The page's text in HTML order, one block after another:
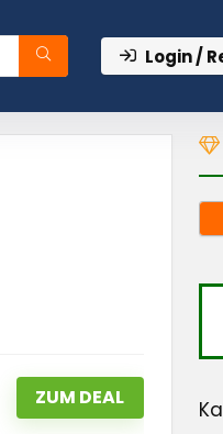
Login /
ZUM DEAL